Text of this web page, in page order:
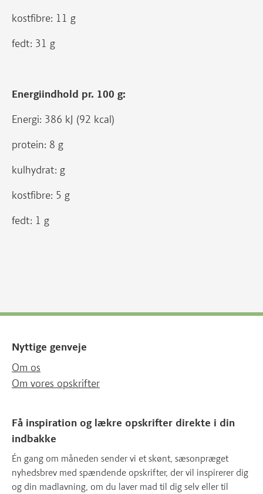
kostfibre: 11 g
fedt: 31 g
Energiindhold pr. 100 g:
Energi: 386 kJ (92 kcal)
protein: 8 g
kulhydrat: g
kostfibre: 5 g
fedt: 1 g
Nyttige genveje
Om os
Om vores opskrifter
Få inspiration og lækre opskrifter direkte i din
indbakke
Én gang om måneden sender vi et skønt, sæsonpræget
nyhedsbrev med spændende opskrifter, der vil inspirerer dig
og din madlavning, om du laver mad til dig selv eller til